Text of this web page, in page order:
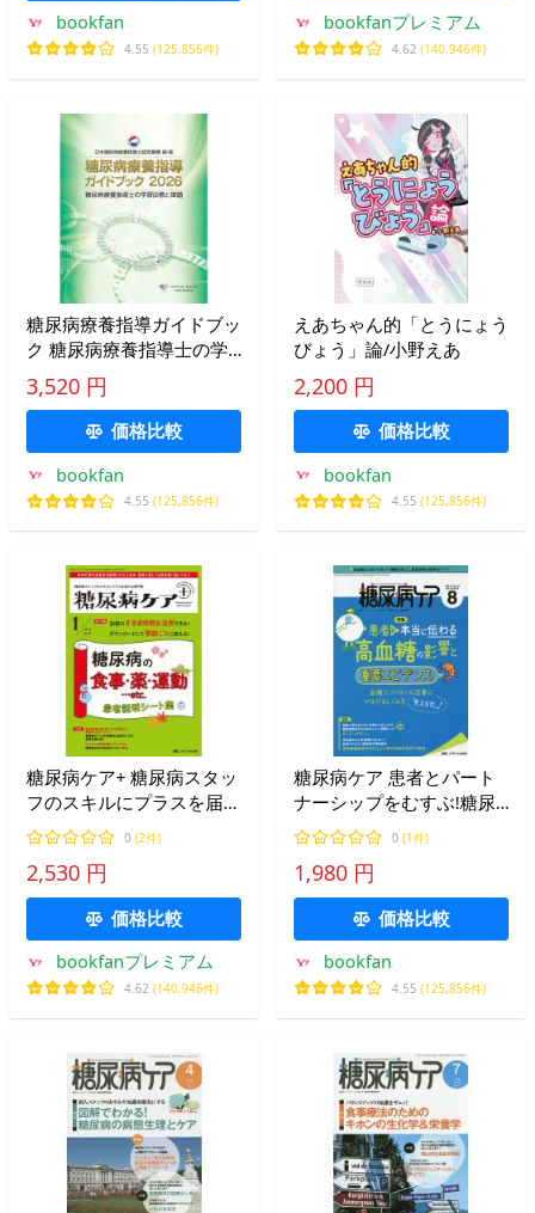
bookfan
4.55 (125,856件)
bookfanプレミアム
4.62 (140,946件)
糖尿病療養指導ガイドブッ
ク 糖尿病療養指導士の学
習目標と課題 2026/日本糖
尿病療養指導士認定機構
3,520 円
価格比較
bookfan
4.55 (125,856件)
えあちゃん的「とうにょう
びょう」論/小野えあ
2,200 円
価格比較
bookfan
4.55 (125,856件)
糖尿病ケア+ 糖尿病スタッ
フのスキルにプラスを届け
る専門誌 第22巻1号(2025-
1)
0 (2件)
2,530 円
価格比較
bookfanプレミアム
4.62 (140,946件)
糖尿病ケア 患者とパート
ナーシップをむすぶ!糖尿
病スタッフ応援専門誌
Vol.18No.8(2021-8)
0 (1件)
1,980 円
価格比較
bookfan
4.55 (125,856件)